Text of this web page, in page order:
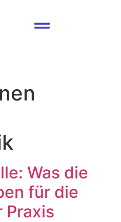
Was die
für die
Praxis